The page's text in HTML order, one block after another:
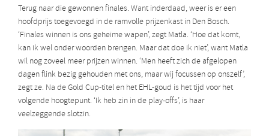
Terug naar die gewonnen finales. Want inderdaad, weer is er een
hoofdprijs toegevoegd in de ramvolle prijzenkast in Den Bosch.
‘Finales winnen is ons geheime wapen’, zegt Matla. ‘Hoe dat komt,
kan ik wel onder woorden brengen. Maar dat doe ik niet’, want Matla
wil nog zoveel meer prijzen winnen. ‘Men heeft zich de afgelopen
dagen flink bezig gehouden met ons, maar wij focussen op onszelf’,
zegt ze. Na de Gold Cup-titel en het EHL-goud is het tijd voor het
volgende hoogtepunt. ‘Ik heb zin in de play-offs’, is haar
veelzeggende slotzin.